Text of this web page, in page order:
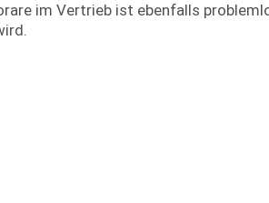
im Vertrieb ist ebenfalls